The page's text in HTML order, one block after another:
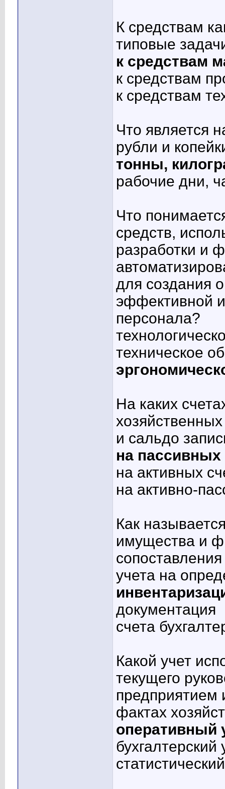
К средствам
типовые
к средствам
к средствам
к средствам
Что является
рубли и
тонны,
рабочие дни,
Что
средств,
разработки и
для создания
эффективной
персонала?
техническое
На каких
и сальдо
на пассивных
на активных
на активно-
Как
имущества и
учета на
документация
счета
Какой учет
текущего
фактах
оперативный
бухгалтерский